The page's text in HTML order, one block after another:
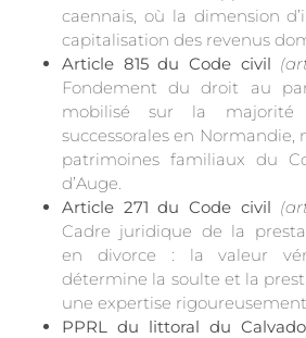
caennais, où la dimension
capitalisation des revenus
Article 815 du Code civil
Fondement du droit au
mobilisé sur la majorité
successorales en
patrimoines familiaux du
d’Auge.
Article 271 du Code civil
Cadre juridique de la
en divorce : la valeur
détermine la soulte et la
une expertise
PPRL du littoral du